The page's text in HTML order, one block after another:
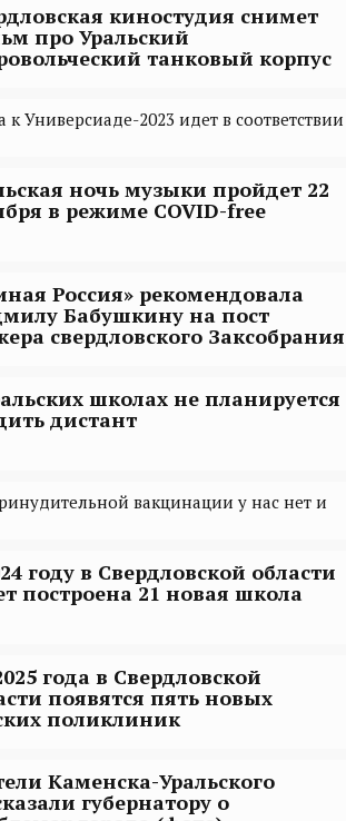
киностудия снимет
про Уральский
танковый корпус
Универсиаде-2023 идет в соответствии
ночь музыки пройдет 22
в режиме COVID-free
Россия» рекомендовала
Бабушкину на пост
свердловского Заксобрания
школах не планируется
дистант
вакцинации у нас нет и
году в Свердловской области
построена 21 новая школа
года в Свердловской
появятся пять новых
поликлиник
Каменска-Уральского
губернатору о